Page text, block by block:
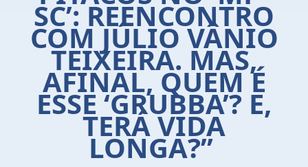
SC’: REENCONTRO
COM JÚLIO VÂNIO
TEIXEIRA. MAS,
AFINAL, QUEM É
ESSE ‘GRUBBA’? E,
TERÁ VIDA
LONGA?”